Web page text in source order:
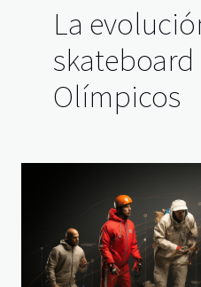
La
Olímpicos